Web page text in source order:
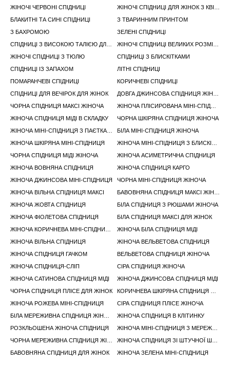
ЖІНОЧІ ЧЕРВОНІ СПІДНИЦІ
БЛАКИТНІ ТА СИНІ СПІДНИЦІ
З ТВАРИННИМ ПРИНТОМ
З БАХРОМОЮ
ЗЕЛЕНІ СПІДНИЦІ
ЖІНОЧІ СПІДНИЦІ З ТЮЛЮ
СПІДНИЦІ З БЛИСКІТКАМИ
СПІДНИЦІ ІЗ ЗАПАХОМ
ЛІТНІ СПІДНИЦІ
ПОМАРАНЧЕВІ СПІДНИЦІ
КОРИЧНЕВІ СПІДНИЦІ
СПІДНИЦІ ДЛЯ ВЕЧІРОК ДЛЯ ЖІНОК
ЧОРНА СПІДНИЦЯ МАКСІ ЖІНОЧА
ЖІНОЧА СПІДНИЦЯ МІДІ В СКЛАДКУ
ЧОРНА ШКІРЯНА СПІДНИЦЯ ЖІНОЧА
БІЛА МІНІ-СПІДНИЦЯ ЖІНОЧА
ЖІНОЧА ШКІРЯНА МІНІ-СПІДНИЦЯ
ЧОРНА СПІДНИЦЯ МІДІ ЖІНОЧА
ЖІНОЧА АСИМЕТРИЧНА СПІДНИЦЯ
ЖІНОЧА ВОВНЯНА СПІДНИЦЯ
ЖІНОЧА СПІДНИЦЯ КАРГО
ЖІНОЧА ДЖИНСОВА МІНІ-СПІДНИЦЯ
ЧОРНА МІНІ-СПІДНИЦЯ ЖІНОЧА
ЖІНОЧА ВІЛЬНА СПІДНИЦЯ МАКСІ
ЖІНОЧА ЖОВТА СПІДНИЦЯ
БІЛА СПІДНИЦЯ З РЮШАМИ ЖІНОЧА
ЖІНОЧА ФІОЛЕТОВА СПІДНИЦЯ
БІЛА СПІДНИЦЯ МАКСІ ДЛЯ ЖІНОК
ЖІНОЧА БІЛА СПІДНИЦЯ МІДІ
ЖІНОЧА ВІЛЬНА СПІДНИЦЯ
ЖІНОЧА ВЕЛЬВЕТОВА СПІДНИЦЯ
ЖІНОЧА СПІДНИЦЯ ГАЧКОМ
ВЕЛЬВЕТОВА СПІДНИЦЯ ЖІНОЧА
ЖІНОЧА СПІДНИЦЯ-СЛІП
СІРА СПІДНИЦЯ ЖІНОЧА
ЖІНОЧА САТИНОВА СПІДНИЦЯ МІДІ
ЖІНОЧА ДЖИНСОВА СПІДНИЦЯ МІДІ
ЧОРНА СПІДНИЦЯ ПЛІСЕ ДЛЯ ЖІНОК
ЖІНОЧА РОЖЕВА МІНІ-СПІДНИЦЯ
СІРА СПІДНИЦЯ ПЛІСЕ ЖІНОЧА
ЖІНОЧА СПІДНИЦЯ В КЛІТИНКУ
РОЗКЛЬОШЕНА ЖІНОЧА СПІДНИЦЯ
БАВОВНЯНА СПІДНИЦЯ ДЛЯ ЖІНОК
ЖІНОЧА ЗЕЛЕНА МІНІ-СПІДНИЦЯ